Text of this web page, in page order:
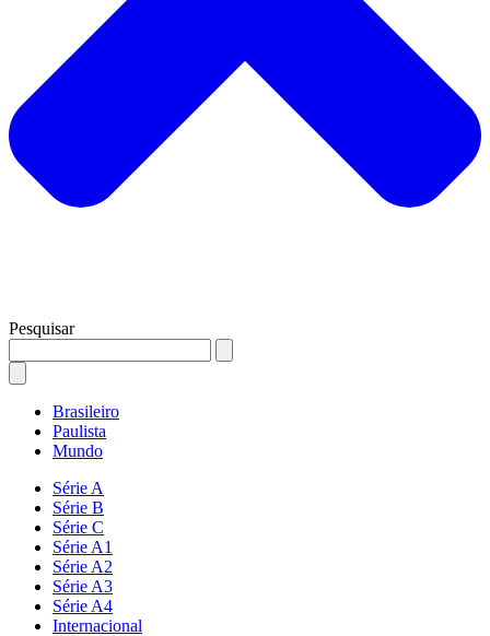
Pesquisar
Brasileiro
Paulista
Mundo
Série A
Série B
Série C
Série A1
Série A2
Série A3
Série A4
Internacional